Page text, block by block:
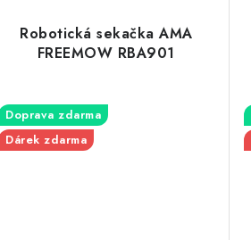
Robotická sekačka AMA
FREEMOW RBA901
Doprava zdarma
Dárek zdarma